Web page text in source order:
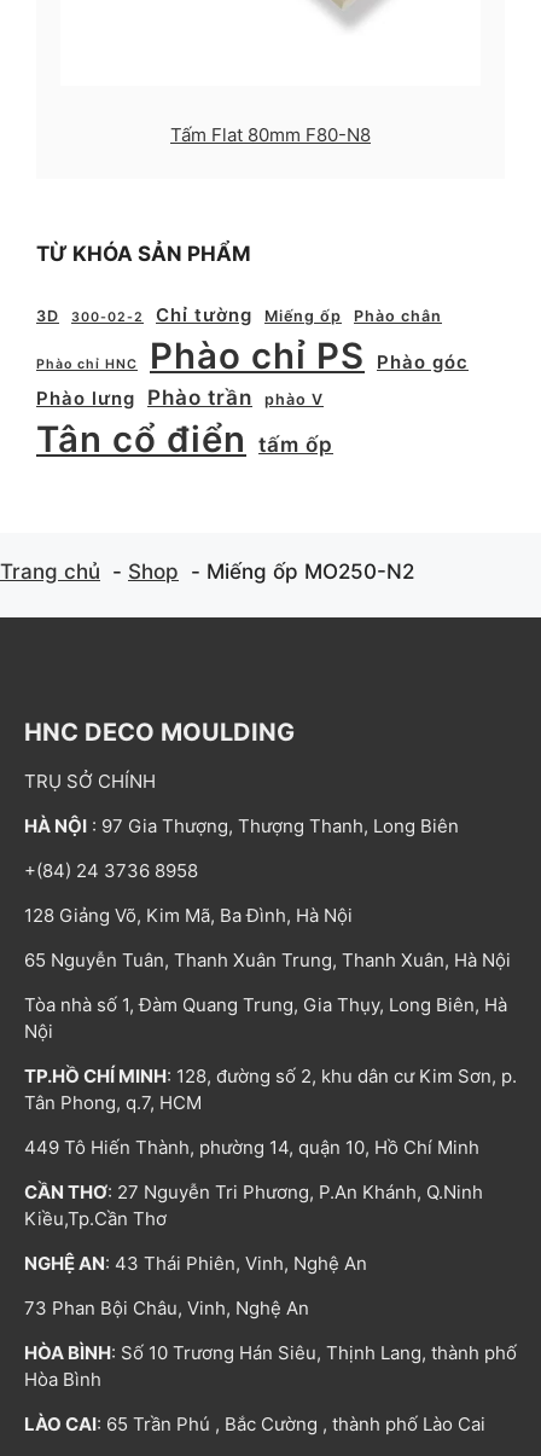
Tấm Flat 80mm F80-N8
TỪ KHÓA SẢN PHẨM
3D 300-02-2 Chỉ tường Miếng ốp Phào chân
Phào chỉ HNC Phào chỉ PS
Phào góc
Phào lưng
Phào trần phào V
Tân cổ điển tấm ốp
Trang chủ Shop Miếng ốp MO250-N2
HNC DECO MOULDING
TRỤ SỞ CHÍNH
HÀ NỘI : 97 Gia Thượng, Thượng Thanh, Long Biên
+(84) 24 3736 8958
128 Giảng Võ, Kim Mã, Ba Đình, Hà Nội
65 Nguyễn Tuân, Thanh Xuân Trung, Thanh Xuân, Hà Nội
Tòa nhà số 1, Đàm Quang Trung, Gia Thụy, Long Biên, Hà
Nội
TP.HỒ CHÍ MINH: 128, đường số 2, khu dân cư Kim Sơn, p.
Tân Phong, q.7, HCM
449 Tô Hiến Thành, phường 14, quận 10, Hồ Chí Minh
CẦN THƠ: 27 Nguyễn Tri Phương, P.An Khánh, Q.Ninh
Kiều,Tp.Cần Thơ
NGHỆ AN: 43 Thái Phiên, Vinh, Nghệ An
73 Phan Bội Châu, Vinh, Nghệ An
HÒA BÌNH: Số 10 Trương Hán Siêu, Thịnh Lang, thành phố
Hòa Bình
LÀO CAI: 65 Trần Phú , Bắc Cường , thành phố Lào Cai